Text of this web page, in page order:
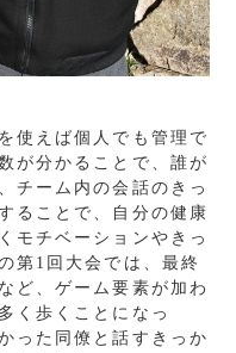
使えば個人でも管理で
が分かることで、誰が
チーム内の会話のきっ
ることで、自分の健康
モチベーションやきっ
第1回大会では、最終
ど、ゲーム要素が加わ
く歩くことになっ
った同僚と話すきっか